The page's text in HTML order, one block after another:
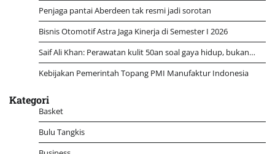
Penjaga pantai Aberdeen tak resmi jadi sorotan
Bisnis Otomotif Astra Jaga Kinerja di Semester I 2026
Saif Ali Khan: Perawatan kulit 50an soal gaya hidup, bukan…
Kebijakan Pemerintah Topang PMI Manufaktur Indonesia
Kategori
Basket
Bulu Tangkis